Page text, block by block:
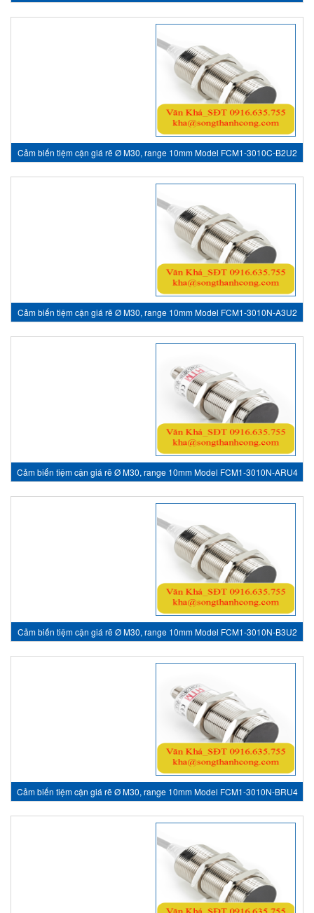
Cảm biến tiệm cận giá rẽ Ø M30, range 10mm Model FCM1-3010C-B2U2
Cảm biến tiệm cận giá rẽ Ø M30, range 10mm Model FCM1-3010N-A3U2
Cảm biến tiệm cận giá rẽ Ø M30, range 10mm Model FCM1-3010N-ARU4
Cảm biến tiệm cận giá rẽ Ø M30, range 10mm Model FCM1-3010N-B3U2
Cảm biến tiệm cận giá rẽ Ø M30, range 10mm Model FCM1-3010N-BRU4